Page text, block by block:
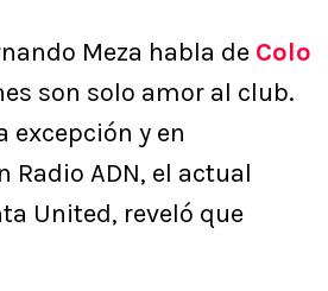
Meza habla de Colo
son solo amor al club.
excepción y en
Radio ADN, el actual
United, reveló que